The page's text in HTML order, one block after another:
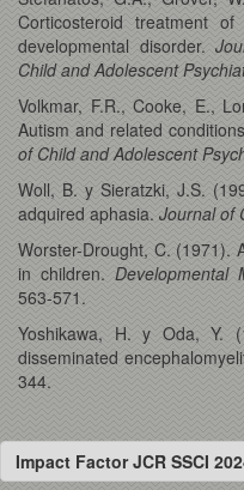
Corticosteroid treatment
developmental disorder.
Child and Adolescent
Volkmar, F.R., Cooke, E.,
Autism and related
of Child and Adolescent
Woll, B. y Sieratzki, J.S.
adquired aphasia. Journal of
Worster-Drought, C. (1971).
in children.Developmental
563-571.
Yoshikawa, H. y Oda, Y.
disseminated
344.
Impact Factor JCR SSCI